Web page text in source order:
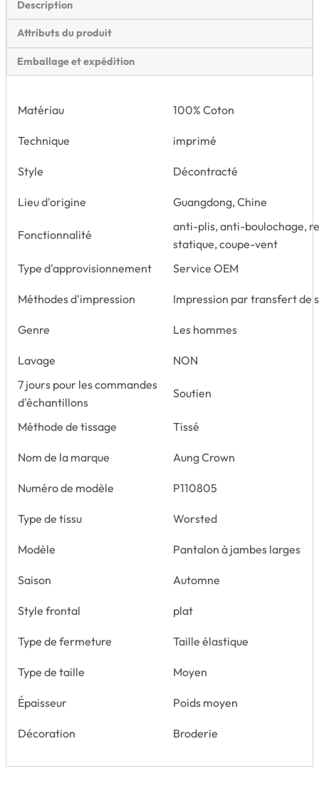
Description
Attributs du produit
Emballage et expédition
Matériau 100% Coton
Technique imprimé
Style Décontracté
Lieu d'origine Guangdong, Chine
Fonctionnalité
anti-plis, anti-boulochage,
statique, coupe-vent
Type d'approvisionnement
Service OEM
Méthodes d'impression Impression par transfert de
Genre Les hommes
Lavage
NON
7 jours pour les commandes
d'échantillons
Soutien
Méthode de tissage Tissé
Nom de la marque Aung Crown
Numéro de modèle P110805
Type de tissu Worsted
Modèle Pantalon à jambes larges
Saison Automne
Style frontal plat
Type de fermeture Taille élastique
Type de taille Moyen
Épaisseur Poids moyen
Décoration Broderie